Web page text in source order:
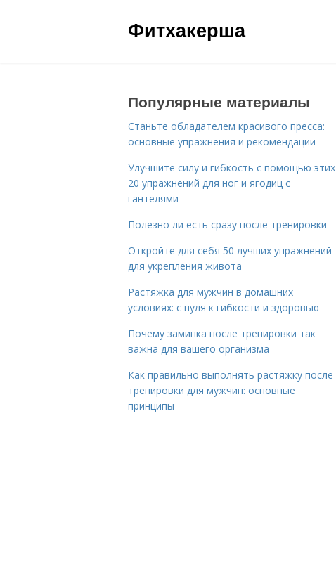
Фитхакерша
Популярные материалы
Станьте обладателем красивого пресса:
основные упражнения и рекомендации
Улучшите силу и гибкость с помощью этих
20 упражнений для ног и ягодиц с
гантелями
Полезно ли есть сразу после тренировки
Откройте для себя 50 лучших упражнений
для укрепления живота
Растяжка для мужчин в домашних
условиях: с нуля к гибкости и здоровью
Почему заминка после тренировки так
важна для вашего организма
Как правильно выполнять растяжку после
тренировки для мужчин: основные
принципы